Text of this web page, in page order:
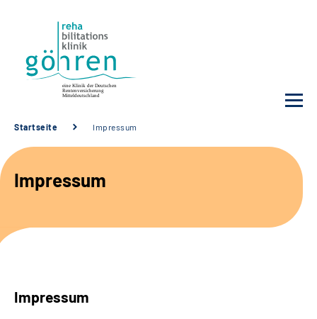
Unsere Klinik
Ihre Reha
Krankheitsbilder
Karriere
Startseite Impressum
Impressum
Impressum